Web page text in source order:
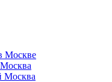
Москве
Москва